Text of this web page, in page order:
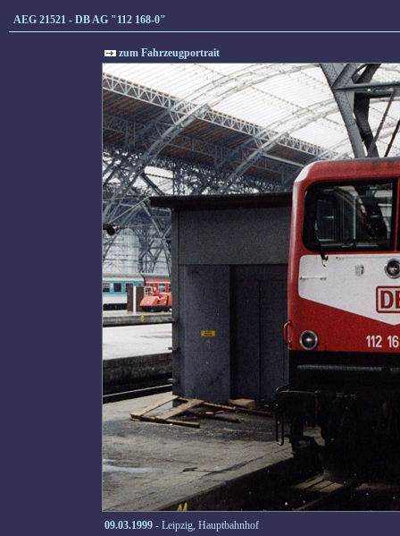
AEG 21521 - DB AG "112 168-0"
zum Fahrzeugportrait
09.03.1999 - Leipzig, Hauptbahnhof